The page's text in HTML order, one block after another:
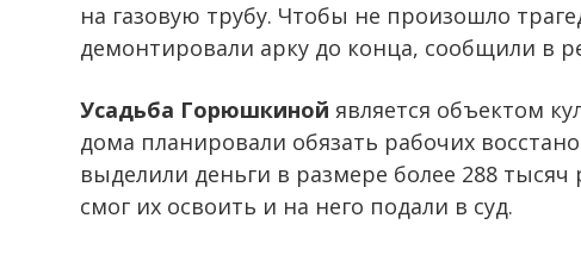
на газовую трубу. Чтобы не произошло
демонтировали арку до конца, сообщили в
Усадьба Горюшкиной является объектом
дома планировали обязать рабочих
выделили деньги в размере более 288 тысяч
смог их освоить и на него подали в суд.